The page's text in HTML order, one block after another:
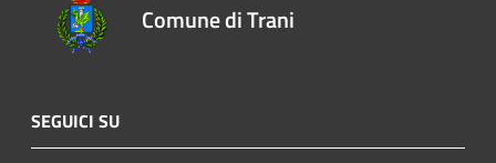
Comune di Trani
SEGUICI SU